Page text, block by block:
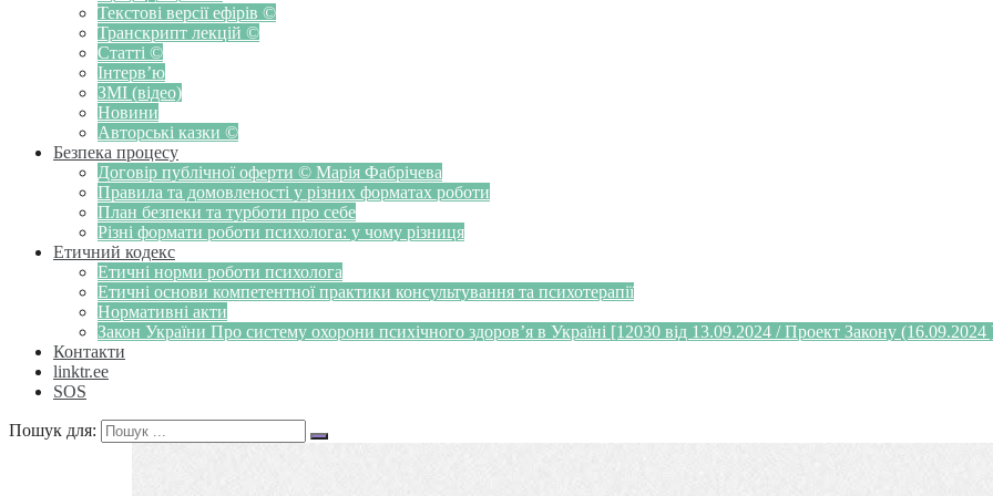
Текстові версії ефірів ©
Транскрипт лекцій ©
Статті ©
Інтерв’ю
ЗМІ (відео)
Новини
Авторські казки ©
Безпека процесу
Договір публічної оферти © Марія Фабрічева
Правила та домовленості у різних форматах роботи
План безпеки та турботи про себе
Різні формати роботи психолога: у чому різниця
Етичний кодекс
Етичні норми роботи психолога
Етичні основи компетентної практики консультування та психотерапії
Нормативні акти
Закон України Про систему охорони психічного здоров’я в Україні [12030 від 13.09.2024 / Проект Закону (16.09.2024
Контакти
linktr.ee
SOS
Пошук для: